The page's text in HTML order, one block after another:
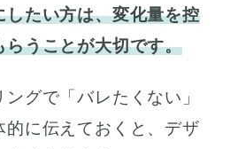
したい方は、変化量を控
らうことが大切です。
グで「バレたくない」
的に伝えておくと、デザ